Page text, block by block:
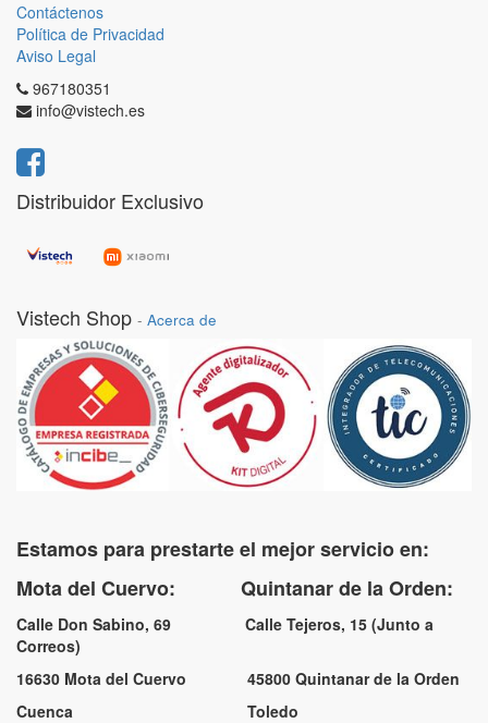
Contáctenos
Política de Privacidad
Aviso Legal
967180351
info@vistech.es
Distribuidor Exclusivo
Vistech Shop - Acerca de
Estamos para prestarte el mejor servicio en:
Mota del Cuervo: Quintanar de la Orden:
Calle Don Sabino, 69 Calle Tejeros, 15 (Junto a
Correos)
16630 Mota del Cuervo 45800 Quintanar de la Orden
Cuenca Toledo